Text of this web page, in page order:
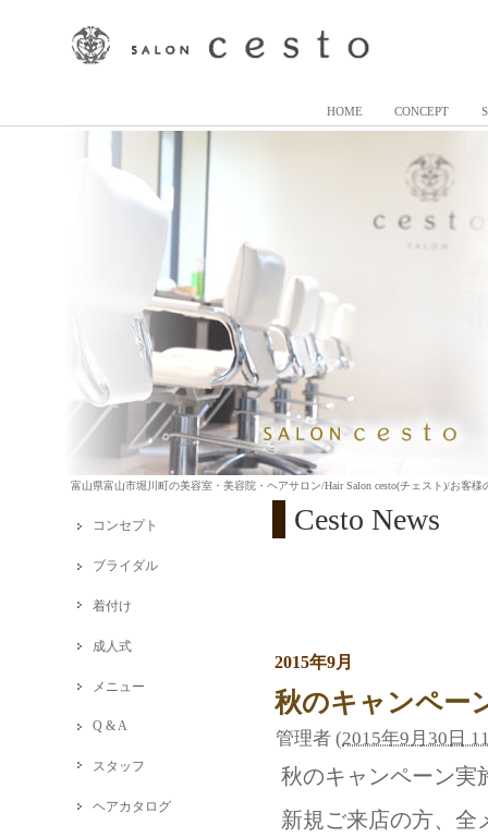
富山県富山市堀川町の美容室・美容院・ヘアサロン/Hair Salon cesto(チェスト)/お客
HOME CONCEPT
Cesto News
2015年9月
秋のキャンペ
管理者 (2015年9月30日
秋のキャンペーン実
新規ご来店の方、全
コンセプト
ブライダル
着付け
成人式
メニュー
Q & A
スタッフ
ヘアカタログ